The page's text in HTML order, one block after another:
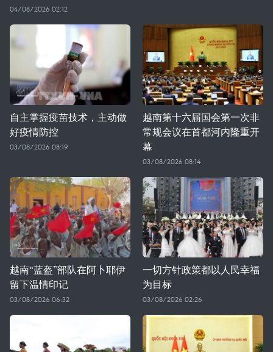
04/08/2026 02:12
自主掌握疫苗技术，主动做
好疫情防控
03/08/2026 08:19
越南第十六届国会第一次非
常规会议在首都河内隆重开
幕
03/08/2026 08:14
越南“蓝盔”部队在阿卜耶伊
留下温情印记
03/08/2026 06:32
一切方针政策都以人民幸福
为目标
03/08/2026 02:26